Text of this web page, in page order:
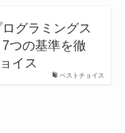
ベストチョイス
グラミングス
つの基準を徹
イス